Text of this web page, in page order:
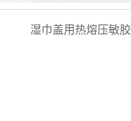
湿巾盖用热熔压敏胶